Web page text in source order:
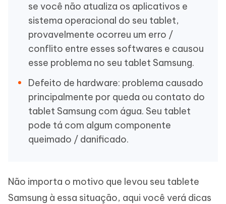
se você não atualiza os aplicativos e
sistema operacional do seu tablet,
provavelmente ocorreu um erro /
conflito entre esses softwares e causou
esse problema no seu tablet Samsung.
Defeito de hardware: problema causado
principalmente por queda ou contato do
tablet Samsung com água. Seu tablet
pode tá com algum componente
queimado / danificado.
Não importa o motivo que levou seu tablete
Samsung à essa situação, aqui você verá dicas